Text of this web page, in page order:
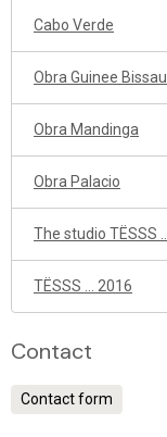
Cabo Verde
Obra Guinee Bissau
Obra Mandinga
Obra Palacio
The studio TËSSS ...
TËSSS ... 2016
Contact
Contact form